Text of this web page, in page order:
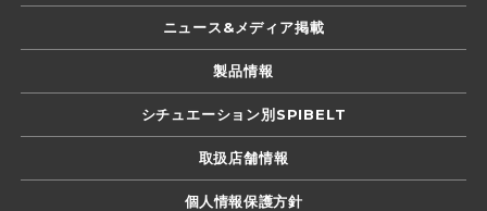
ニュース&メディア掲載
製品情報
シチュエーション別SPIBELT
取扱店舗情報
個人情報保護方針